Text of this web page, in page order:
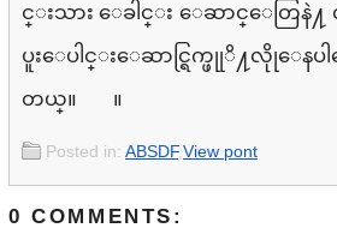
င္းသား ေခါင္း ေဆာင္ေတြနဲ႔
ပူးေပါင္းေဆာင္ရြက္ဖုုိ႔လိုုေန
တယ္။
။
Posted in: ABSDF,View pont
0 COMMENTS: